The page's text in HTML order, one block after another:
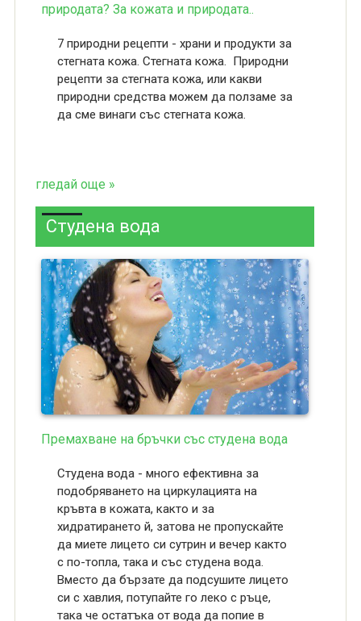
природата? За кожата и природата..
7 природни рецепти - храни и продукти за
стегната кожа. Стегната кожа. Природни
рецепти за стегната кожа, или какви
природни средства можем да ползаме за
да сме винаги със стегната кожа.
гледай още »
Студена вода
Премахване на бръчки със студена вода
Студена вода - много ефективна за
подобряването на циркулацията на
кръвта в кожата, както и за
хидратирането й, затова не пропускайте
да миете лицето си сутрин и вечер както
с по-топла, така и със студена вода.
Вместо да бързате да подсушите лицето
си с хавлия, потупайте го леко с ръце,
така че остатъка от вода да попие в